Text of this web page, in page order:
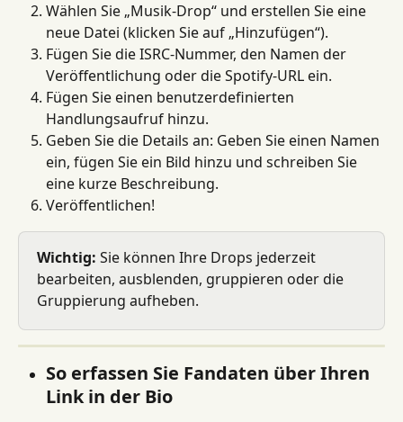
Wählen Sie „Musik-Drop“ und erstellen Sie eine
neue Datei (klicken Sie auf „Hinzufügen“).
Fügen Sie die ISRC-Nummer, den Namen der
Veröffentlichung oder die Spotify-URL ein.
Fügen Sie einen benutzerdefinierten
Handlungsaufruf hinzu.
Geben Sie die Details an: Geben Sie einen Namen
ein, fügen Sie ein Bild hinzu und schreiben Sie
eine kurze Beschreibung.
Veröffentlichen!
Wichtig: Sie können Ihre Drops jederzeit
bearbeiten, ausblenden, gruppieren oder die
Gruppierung aufheben.
So erfassen Sie Fandaten über Ihren
Link in der Bio